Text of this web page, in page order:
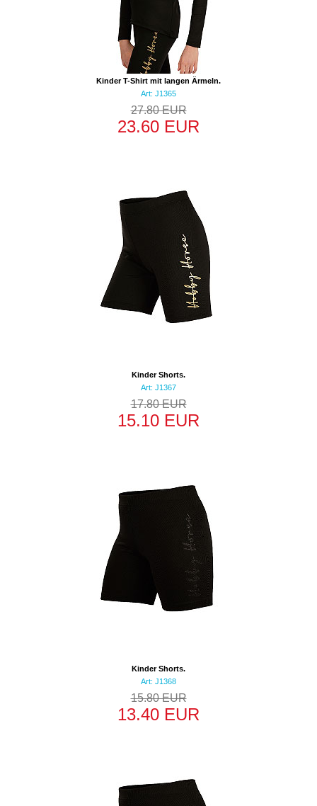
Kinder T-Shirt mit langen Ärmeln.
Art: J1365
27.80 EUR
23.60 EUR
Kinder Shorts.
Art: J1367
17.80 EUR
15.10 EUR
Kinder Shorts.
Art: J1368
15.80 EUR
13.40 EUR